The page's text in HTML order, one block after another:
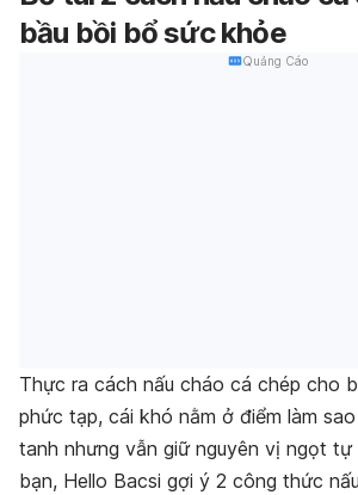
bầu bồi bổ sức khỏe
Quảng Cáo
Thực ra cách nấu cháo cá chép cho
phức tạp, cái khó nằm ở điểm làm
tanh nhưng vẫn giữ nguyên vị ngọt
bạn, Hello Bacsi gợi ý 2 công thức